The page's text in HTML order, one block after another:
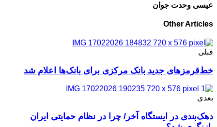
عیسی وحدت جوان
Other Articles
قبلی
خط‌قرمزهای جدید بانک مرکزی برای بانک‌ها اعلام شد
بعدی
دهک‌بندی در ایستگاه آخر/ چرا در نظام حمایتی ایران